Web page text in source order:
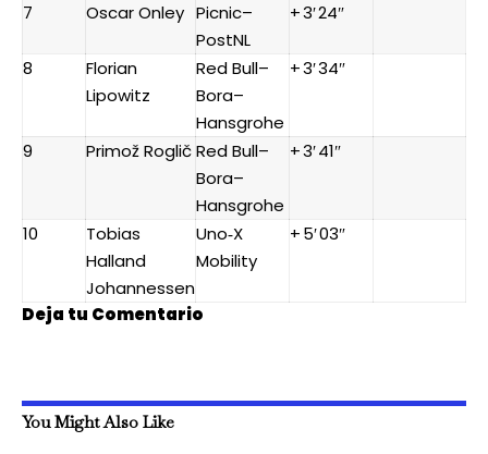
7 Oscar Onley Picnic–
PostNL
+ 3′ 24″
8
Florian
Lipowitz
Red Bull–
Bora–
Hansgrohe
+ 3′ 34″
9 Primož RogličRed Bull–
Bora–
Hansgrohe
+ 3′ 41″
10
Tobias
Halland
Johannessen
Uno‑X
Mobility
+ 5′ 03″
Deja tu Comentario
You Might Also Like